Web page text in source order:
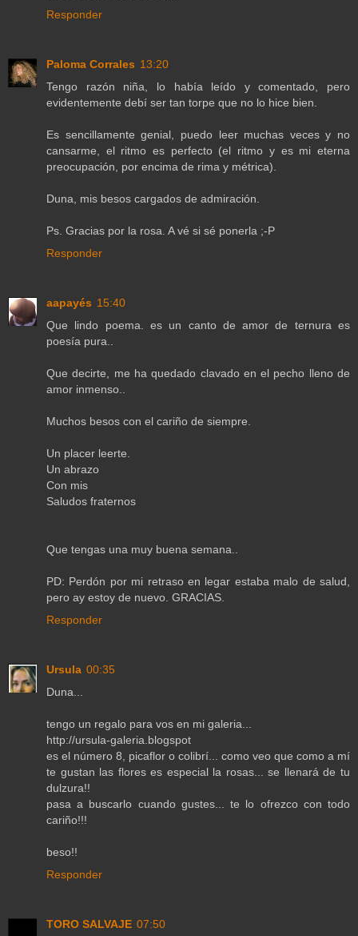
Responder
Paloma Corrales 13:20
Tengo razón niña, lo había leído y comentado, pero
evidentemente debí ser tan torpe que no lo hice bien.
Es sencillamente genial, puedo leer muchas veces y no
cansarme, el ritmo es perfecto (el ritmo y es mi eterna
preocupación, por encima de rima y métrica).
Duna, mis besos cargados de admiración.
Ps. Gracias por la rosa. A vé si sé ponerla ;-P
Responder
aapayés 15:40
Que lindo poema. es un canto de amor de ternura es
poesía pura..
Que decirte, me ha quedado clavado en el pecho lleno de
amor inmenso..
Muchos besos con el cariño de siempre.
Un placer leerte.
Un abrazo
Con mis
Saludos fraternos
Que tengas una muy buena semana..
PD: Perdón por mi retraso en legar estaba malo de salud,
pero ay estoy de nuevo. GRACIAS.
Responder
Ursula 00:35
Duna...
tengo un regalo para vos en mi galeria...
http://ursula-galeria.blogspot
es el número 8, picaflor o colibrí... como veo que como a mí
te gustan las flores es especial la rosas... se llenará de tu
dulzura!!
pasa a buscarlo cuando gustes... te lo ofrezco con todo
cariño!!!
beso!!
Responder
TORO SALVAJE 07:50